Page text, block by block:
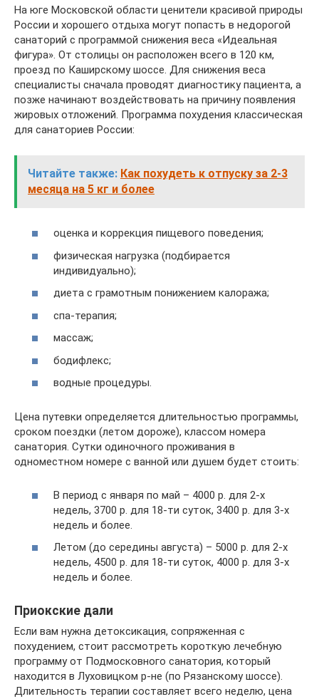
На юге Московской области ценители красивой природы
России и хорошего отдыха могут попасть в недорогой
санаторий с программой снижения веса «Идеальная
фигура». От столицы он расположен всего в 120 км,
проезд по Каширскому шоссе. Для снижения веса
специалисты сначала проводят диагностику пациента, а
позже начинают воздействовать на причину появления
жировых отложений. Программа похудения классическая
для санаториев России:
Читайте также: Как похудеть к отпуску за 2-3
месяца на 5 кг и более
оценка и коррекция пищевого поведения;
физическая нагрузка (подбирается
индивидуально);
диета с грамотным понижением калоража;
спа-терапия;
массаж;
бодифлекс;
водные процедуры.
Цена путевки определяется длительностью программы,
сроком поездки (летом дороже), классом номера
санатория. Сутки одиночного проживания в
одноместном номере с ванной или душем будет стоить:
В период с января по май – 4000 р. для 2-х
недель, 3700 р. для 18-ти суток, 3400 р. для 3-х
недель и более.
Летом (до середины августа) – 5000 р. для 2-х
недель, 4500 р. для 18-ти суток, 4000 р. для 3-х
недель и более.
Приокские дали
Если вам нужна детоксикация, сопряженная с
похудением, стоит рассмотреть короткую лечебную
программу от Подмосковного санатория, который
находится в Луховицком р-не (по Рязанскому шоссе).
Длительность терапии составляет всего неделю, цена